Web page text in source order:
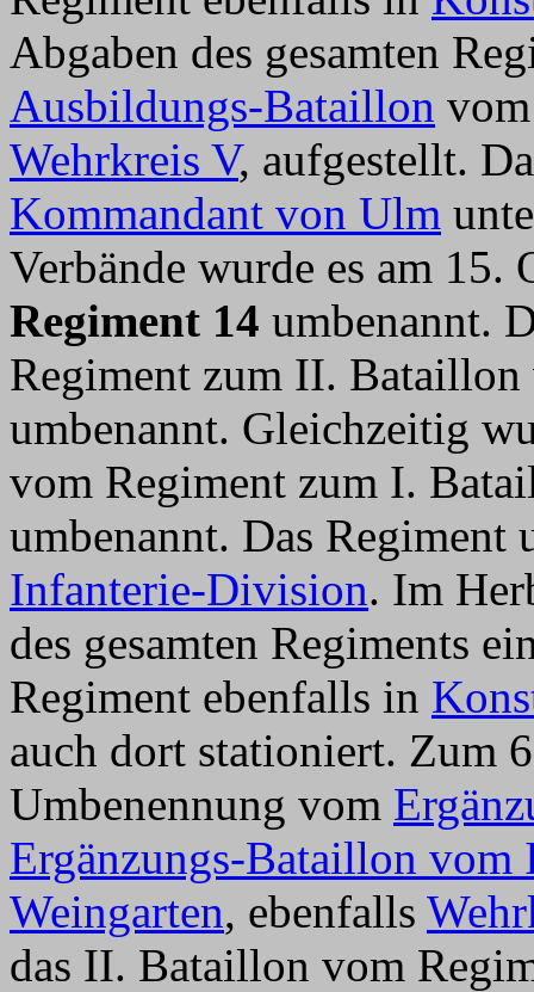
Abgaben des gesamten
Ausbildungs-Bataillon
Wehrkreis V, aufgestellt.
Kommandant von Ulm
Verbände wurde es am
Regiment 14 umbenannt.
Regiment zum II.
umbenannt. Gleichzeitig
vom Regiment zum I.
umbenannt. Das
Infanterie-Division. Im
des gesamten Regiments
Regiment ebenfalls in
auch dort stationiert. Zum
Umbenennung vom
Ergänzungs-Bataillon vom
Weingarten, ebenfalls
das II. Bataillon vom